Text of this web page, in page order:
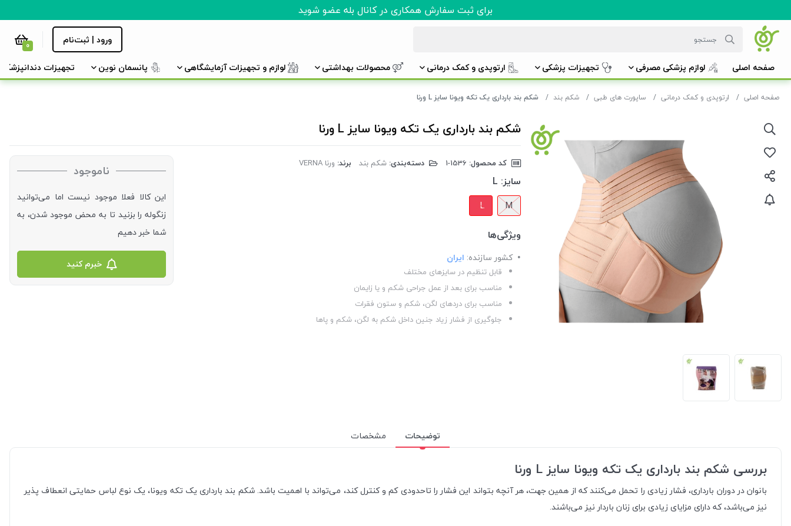
برای ثبت سفارش همکاری در کانال بله عضو شوید
ورود | ثبت‌نام 0
صفحه اصلی لوازم پزشکی مصرفی تجهیزات پزشکی ارتوپدی و کمک درمانی محصولات بهداشتی لوازم و تجهیزات آزمایشگاهی پانسمان نوین تجهیزات دندانپزشکی
صفحه اصلی ارتوپدی و کمک درمانی ساپورت های طبی شکم بند شکم بند بارداری یک تکه ویونا سایز L ورنا
شکم بند بارداری یک تکه ویونا سایز L ورنا
کد محصول: دسته‌بندی: شکم بند برند: ورنا VERNA
سایز: L
M
L
ویژگی‌ها
کشور سازنده: ایران
قابل تنظیم در سایز‌های مختلف
مناسب برای بعد از عمل جراحی شکم و یا زایمان
مناسب برای دردهای لگن، شکم و ستون فقرات
جلوگیری از فشار زیاد جنین داخل شکم به لگن، شکم و پاها
ناموجود
این کالا فعلا موجود نیست اما می‌توانید
زنگوله را بزنید تا به محض موجود شدن، به
شما خبر دهیم
خبرم کنید
توضیحات مشخصات
بررسی شکم بند بارداری یک تکه ویونا سایز L ورنا
بانوان در دوران بارداری، فشار زیادی را تحمل می‌کنند که از همین جهت، هر آنچه بتواند این فشار را تاحدودی کم و کنترل کند، می‌تواند با اهمیت باشد. شکم بند بارداری یک تکه ویونا، یک نوع لباس حمایتی انعطاف پذیر
نیز می‌باشد، که دارای مزایای زیادی برای زنان باردار نیز می‌باشند.